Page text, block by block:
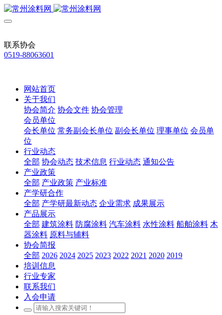
联系协会
0519-88063601
网站首页
关于我们
协会简介 协会文件 协会管理
会员单位
会长单位 常务副会长单位 副会长单位 理事单位 会员单
位
行业动态
全部 协会动态 技术信息 行业动态 通知公告
产业政策
全部 产业政策 产业标准
产学研合作
全部 产学研最新动态 企业需求 成果展示
产品展示
全部 建筑涂料 防腐涂料 汽车涂料 水性涂料 船舶涂料 木
器涂料 原料与辅料
协会简报
全部 2026 2024 2025 2023 2022 2021 2020 2019
培训信息
行业专家
联系我们
入会申请